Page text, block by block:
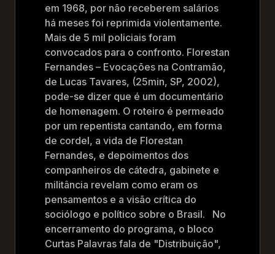
em 1968, por não receberem salários
há meses foi reprimida violentamente.
Mais de 5 mil policiais foram
convocados para o confronto. Florestan
Fernandes – Evocações na Contramão,
de Lucas Tavares, (25min, SP, 2002),
pode-se dizer que é um documentário
de homenagem. O roteiro é permeado
por um repentista cantando, em forma
de cordel, a vida de Florestan
Fernandes, e depoimentos dos
companheiros de cátedra, gabinete e
militância revelam como eram os
pensamentos e a visão crítica do
sociólogo e político sobre o Brasil. No
encerramento do programa, o bloco
Curtas Palavras fala de "Distribuição",